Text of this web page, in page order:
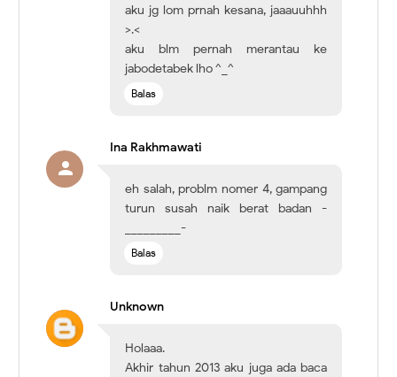
aku jg lom prnah kesana, jaaauuhhh
>.<
aku blm pernah merantau ke
jabodetabek lho ^_^
Balas
Ina Rakhmawati
eh salah, problm nomer 4, gampang
turun susah naik berat badan -
_________-
Balas
Unknown
Holaaa.
Akhir tahun 2013 aku juga ada baca